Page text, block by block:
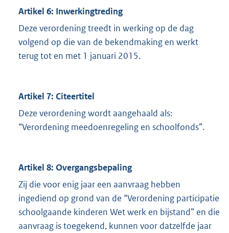
Artikel 6: Inwerkingtreding
Deze verordening treedt in werking op de dag
volgend op die van de bekendmaking en werkt
terug tot en met 1 januari 2015.
Artikel 7: Citeertitel
Deze verordening wordt aangehaald als:
“Verordening meedoenregeling en schoolfonds”.
Artikel 8: Overgangsbepaling
Zij die voor enig jaar een aanvraag hebben
ingediend op grond van de “Verordening participatie
schoolgaande kinderen Wet werk en bijstand” en die
aanvraag is toegekend, kunnen voor datzelfde jaar